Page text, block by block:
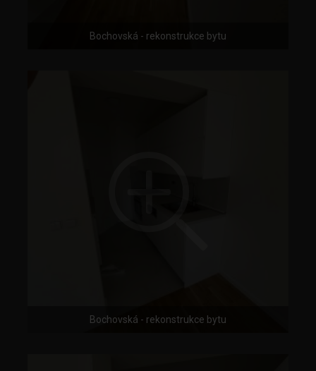
Bochovská - rekonstrukce bytu
Bochovská - rekonstrukce bytu